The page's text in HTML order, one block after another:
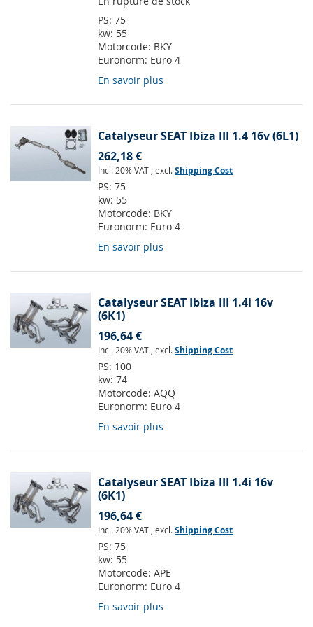
PS: 75
kw: 55
Motorcode: BKY
Euronorm: Euro 4
En savoir plus
Catalyseur SEAT Ibiza III 1.4 16v (6L1)
262,18 €
Incl. 20% VAT , excl.Shipping Cost
PS: 75
kw: 55
Motorcode: BKY
Euronorm: Euro 4
En savoir plus
Catalyseur SEAT Ibiza III 1.4i 16v
(6K1)
196,64 €
Incl. 20% VAT , excl.Shipping Cost
PS: 100
kw: 74
Motorcode: AQQ
Euronorm: Euro 4
En savoir plus
Catalyseur SEAT Ibiza III 1.4i 16v
(6K1)
196,64 €
Incl. 20% VAT , excl.Shipping Cost
PS: 75
kw: 55
Motorcode: APE
Euronorm: Euro 4
En savoir plus